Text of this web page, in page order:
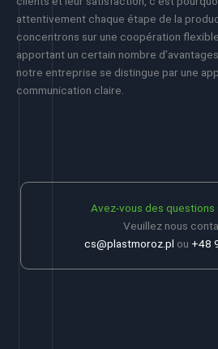
attentivement chaque étape de la
concentrons sur une coopération
apportant un certain nombre
notre entreprise se distingue par une
communication claire.
Avez-vous des questions
Veuillez nous
cs@plastmoroz.pl ou +48